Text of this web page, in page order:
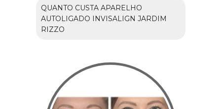
QUANTO CUSTA APARELHO
AUTOLIGADO INVISALIGN JARDIM
RIZZO